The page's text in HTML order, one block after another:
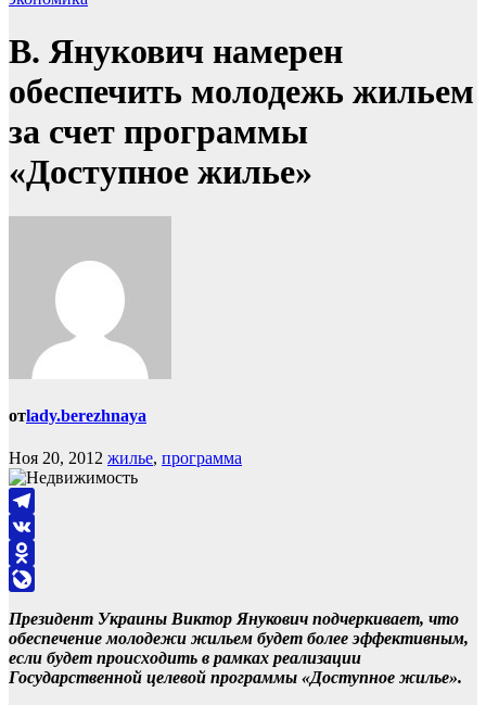
В. Янукович намерен
обеспечить молодежь жильем
за счет программы
«Доступное жилье»
отlady.berezhnaya
Ноя 20, 2012 жилье, программа
Telegram
VK
Odnoklassniki
Президент Украины Виктор Янукович подчеркивает, что
обеспечение молодежи жильем будет более эффективным,
если будет происходить в рамках реализации
Государственной целевой программы «Доступное жилье».